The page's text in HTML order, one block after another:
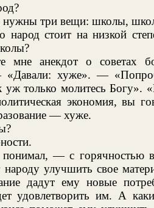
нужны три вещи: школы,
стоит на низкой
мне анекдот о советах
«Давали: хуже». —
только молитесь Богу».
экономия, вы
— хуже.
— с горячностью
улучшить свое
дадут ему новые
удовлетворить им. А